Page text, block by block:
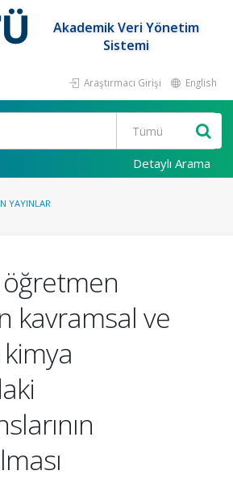
Akademik Veri Yönetim
Sistemi
Araştırmacı Girişi English
Detaylı Arama
YAYINLAR
kavramsal ve